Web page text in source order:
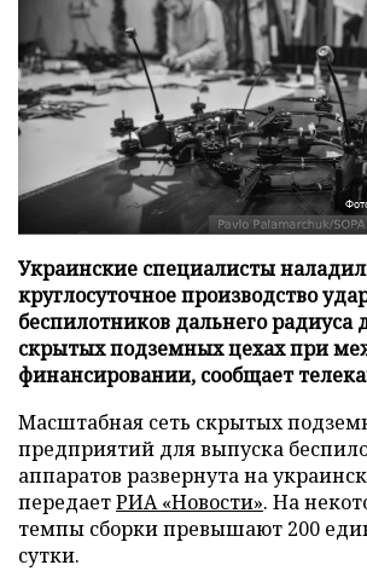
Украинские специалисты
круглосуточное производство
беспилотников дальнего радиуса
скрытых подземных цехах при
финансировании, сообщает
Масштабная сеть скрытых
предприятий для выпуска
аппаратов развернута на
передаетРИА «Новости». На
темпы сборки превышают 200
сутки.